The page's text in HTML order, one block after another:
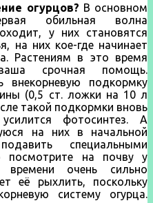
огурцов? В основном
обильная волна
у них становятся
на них кое-где начинает
Растениям в это время
срочная помощь.
внекорневую подкормку
(0,5 ст. ложки на 10 л
такой подкормки вновь
фотосинтез. А
на них в начальной
специальными
посмотрите на почву у
очень сильно
её рыхлить, поскольку
систему огурца.